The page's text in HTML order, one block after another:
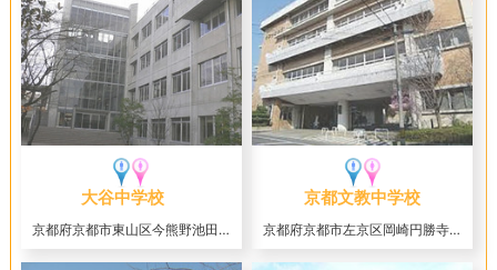
大谷中学校
京都府京都市東山区今熊野池田町12
京都文教中学校
京都府京都市左京区岡崎円勝寺町5